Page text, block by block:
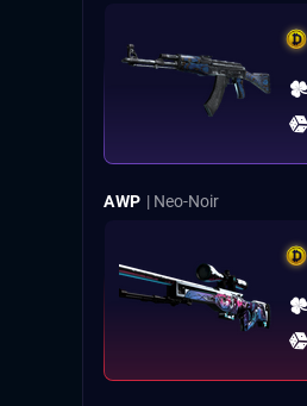
AWP | Neo-Noir